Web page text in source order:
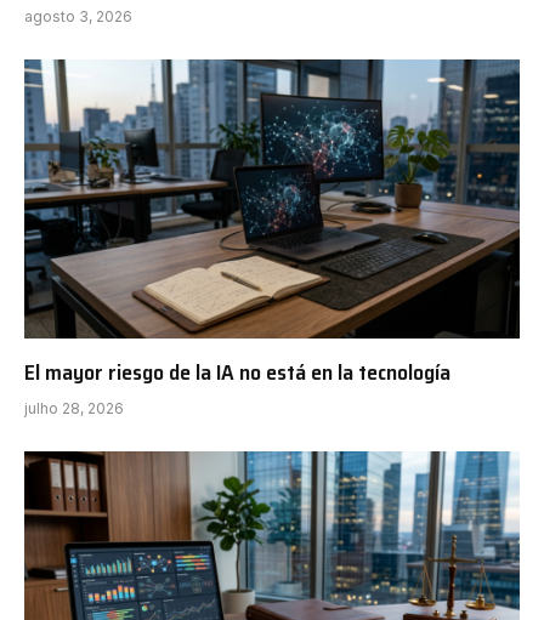
agosto 3, 2026
El mayor riesgo de la IA no está en la tecnología
julho 28, 2026